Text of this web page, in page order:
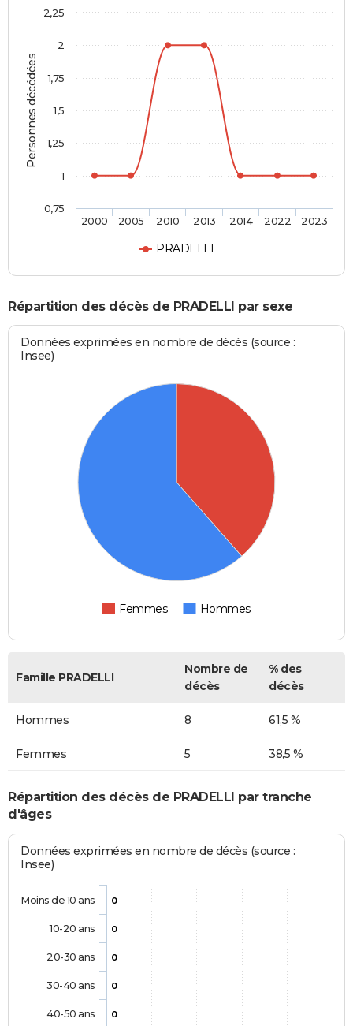
Personnes décédées
PRADELLI
2000 2005 2010 2013 2014 2022 2023
0,75
1
1,25
1,5
1,75
2
2,25
Répartition des décès de PRADELLI par sexe
Données exprimées en nombre de décès (source :
Insee)
Femmes Hommes
Famille PRADELLI
Nombre de
décès
% des
décès
Hommes 8 61,5 %
Femmes 5 38,5 %
Répartition des décès de PRADELLI par tranche
d'âges
Données exprimées en nombre de décès (source :
Insee)
0
0
0
0
0
Moins de 10 ans
10-20 ans
20-30 ans
30-40 ans
40-50 ans